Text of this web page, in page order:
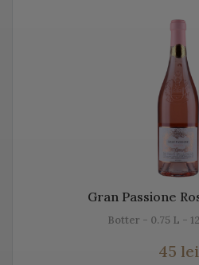
Vă prezentăm mai jos, gama
vin spumant italian, alb sau
Prosecco e cel mai cunoscut
adesea comparat cu
struguri folosite.
decât vin spumant, înseamnă
Gran Passione
Botter - 0.75 L -
45 lei